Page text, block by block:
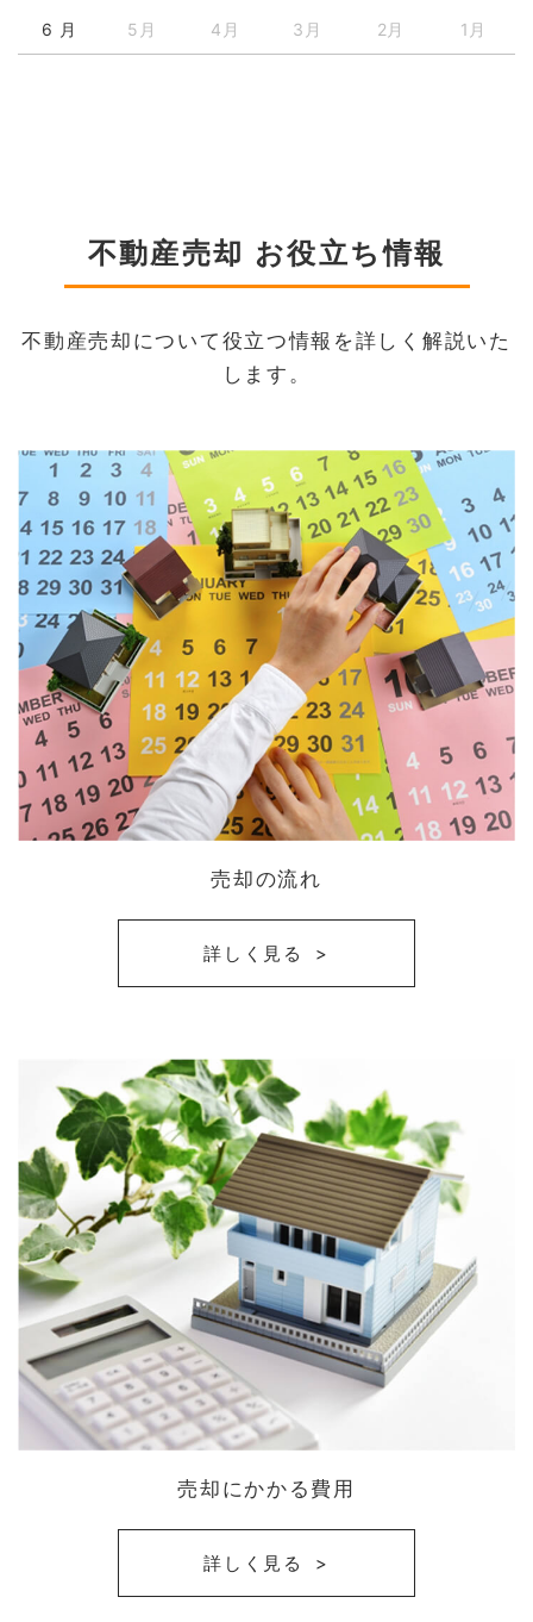
6 月 5月 4月 3月 2月 1月
不動産売却 お役立ち情報
不動産売却について役立つ情報を詳しく解説いた
します。
売却の流れ
詳しく見る
売却にかかる費用
詳しく見る